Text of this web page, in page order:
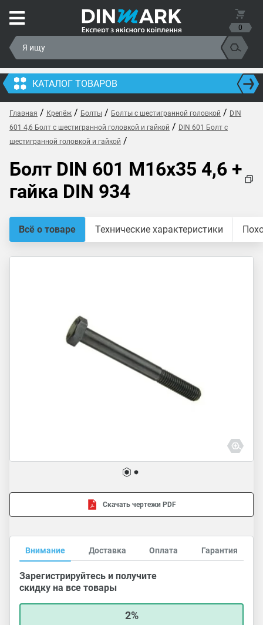
0
КАТАЛОГ ТОВАРОВ
Главная / Крепёж / Болты / Болты с шестигранной головкой / DIN
601 4,6 Болт с шестигранной головкой и гайкой / DIN 601 Болт с
шестигранной головкой и гайкой /
Болт DIN 601 M16x35 4,6 +
гайка DIN 934
Всё о товаре Технические характеристики
Скачать чертежи PDF
Внимание Доставка Оплата Гарантия
Зарегистрируйтесь и получите
скидку на все товары
2%